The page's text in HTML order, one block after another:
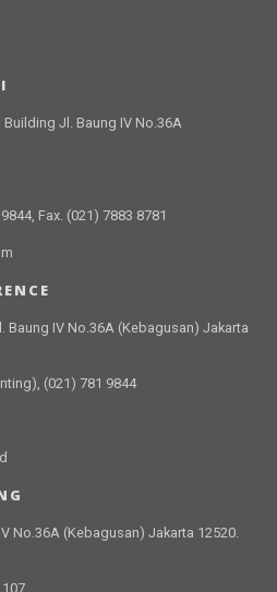
Building Jl. Baung IV No.36A
Fax. (021) 7883 8781
Baung IV No.36A (Kebagusan) Jakarta
(021) 781 9844
No.36A (Kebagusan) Jakarta 12520.